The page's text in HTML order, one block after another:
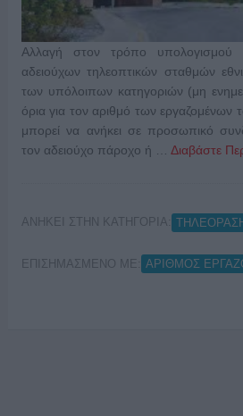
Αλλαγή στον τρόπο
αδειούχων τηλεοπτικών σταθμών
των υπόλοιπων κατηγοριών (μη
όρια για τον αριθμό των
μπορεί να ανήκει σε προσωπικό
τον αδειούχο πάροχο ή … Διαβάστε
ΑΝΗΚΕΙ ΣΤΗΝ ΚΑΤΗΓΟΡΙΑ:
ΕΠΙΣΗΜΑΣΜΕΝΟ ΜΕ: ΑΡΙΘΜΟΣ